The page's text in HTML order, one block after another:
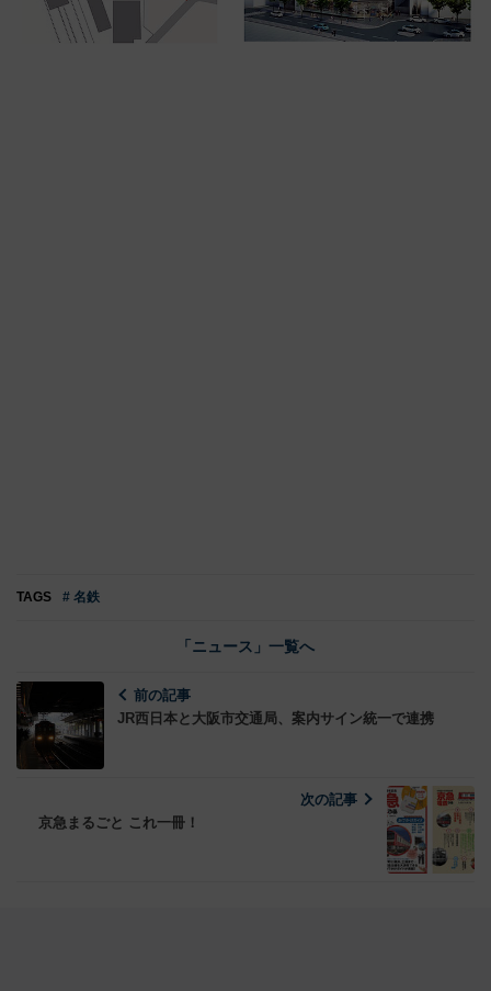
TAGS # 名鉄
「ニュース」一覧へ
前の記事
JR西日本と大阪市交通局、案内サイン統一で連携
次の記事
京急まるごと これ一冊！